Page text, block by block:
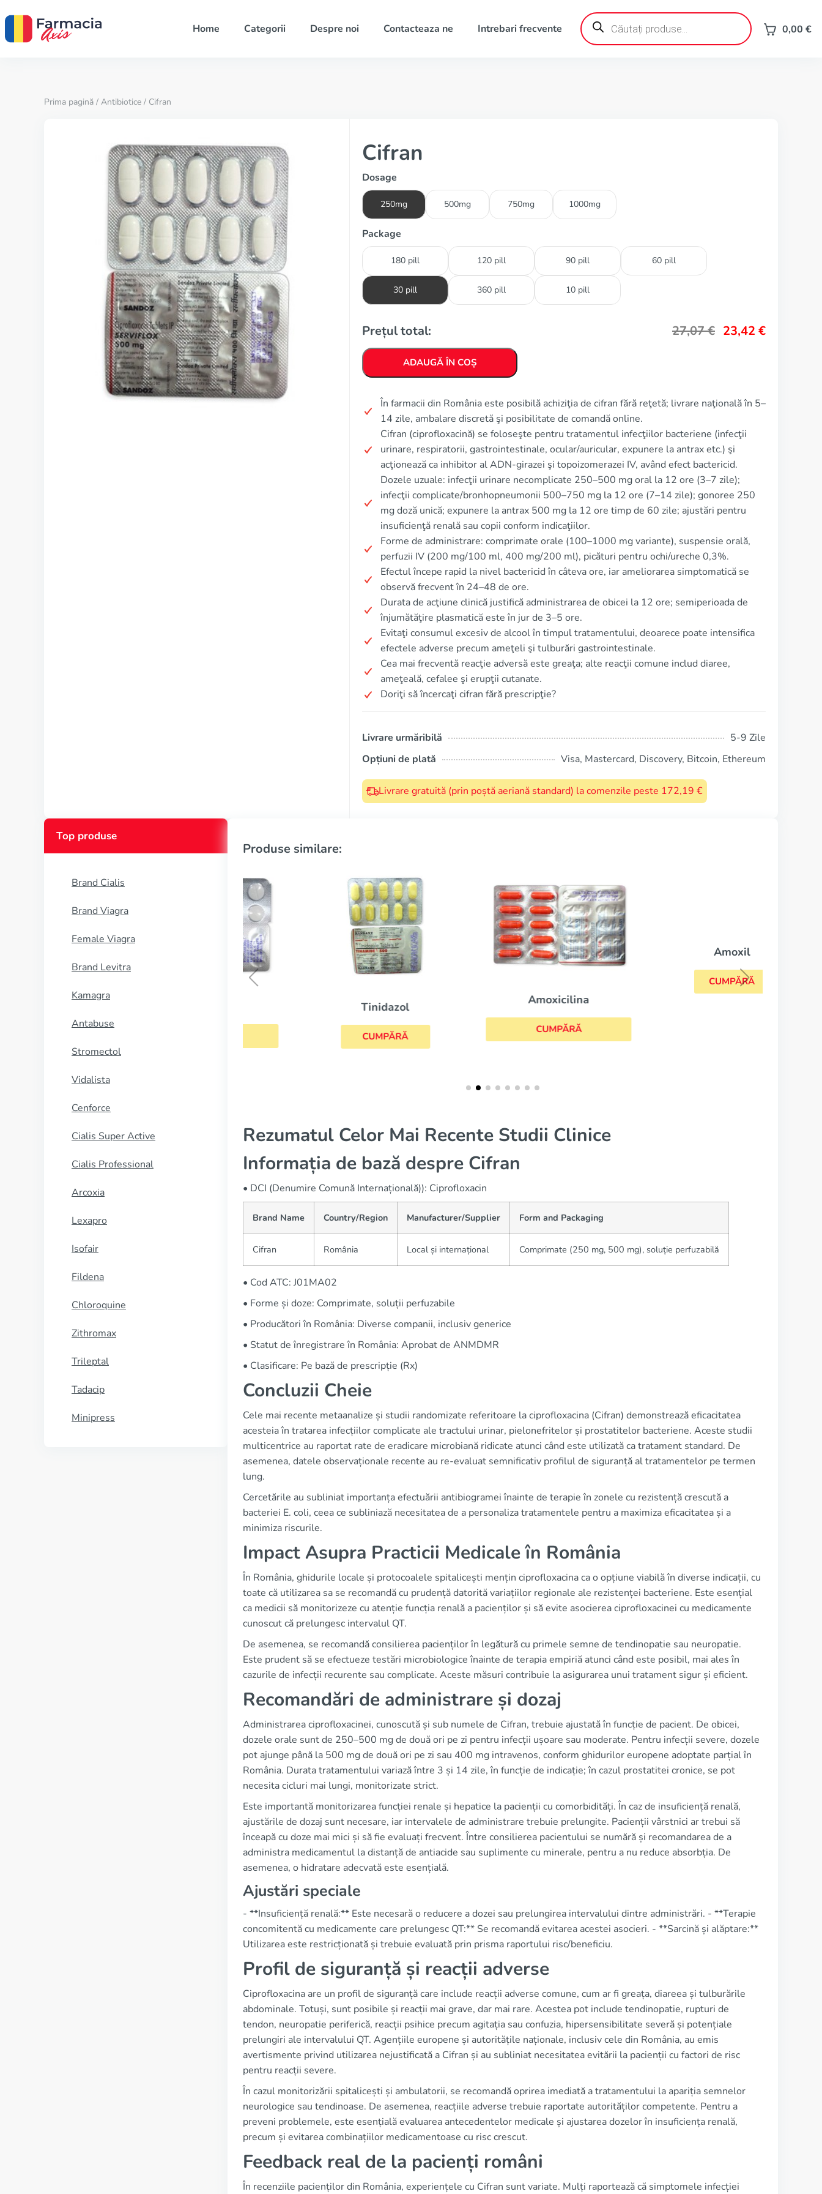
Home Categorii Despre noi Contacteaza ne Intrebari frecvente
Products
search 0,00 €
Prima pagină / Antibiotice / Cifran
Cifran
Dosage
250mg 500mg 750mg 1000mg
Package
180 pill 120 pill 90 pill 60 pill
30 pill 360 pill 10 pill
Prețul total: 27,07€ 23,42 €
ADAUGĂ ÎN COȘ
În farmacii din România este posibilă achiziţia de cifran fără reţetă; livrare naţională în 5–
14 zile, ambalare discretă şi posibilitate de comandă online.
Cifran (ciprofloxacină) se foloseşte pentru tratamentul infecţiilor bacteriene (infecţii
urinare, respiratorii, gastrointestinale, ocular/auricular, expunere la antrax etc.) şi
acţionează ca inhibitor al ADN-girazei şi topoizomerazei IV, având efect bactericid.
Dozele uzuale: infecţii urinare necomplicate 250–500 mg oral la 12 ore (3–7 zile);
infecţii complicate/bronhopneumonii 500–750 mg la 12 ore (7–14 zile); gonoree 250
mg doză unică; expunere la antrax 500 mg la 12 ore timp de 60 zile; ajustări pentru
insuficienţă renală sau copii conform indicaţiilor.
Forme de administrare: comprimate orale (100–1000 mg variante), suspensie orală,
perfuzii IV (200 mg/100 ml, 400 mg/200 ml), picături pentru ochi/ureche 0,3%.
Efectul începe rapid la nivel bactericid în câteva ore, iar ameliorarea simptomatică se
observă frecvent în 24–48 de ore.
Durata de acţiune clinică justifică administrarea de obicei la 12 ore; semiperioada de
înjumătăţire plasmatică este în jur de 3–5 ore.
Evitaţi consumul excesiv de alcool în timpul tratamentului, deoarece poate intensifica
efectele adverse precum ameţeli şi tulburări gastrointestinale.
Cea mai frecventă reacţie adversă este greaţa; alte reacţii comune includ diaree,
ameţeală, cefalee şi erupţii cutanate.
Doriţi să încercaţi cifran fără prescripţie?
Livrare urmăribilă
5-9 Zile
Opțiuni de plată
Visa, Mastercard, Discovery, Bitcoin, Ethereum
Livrare gratuită (prin poștă aeriană standard) la comenzile peste 172,19 €
Top produse
Brand Cialis
Brand Viagra
Female Viagra
Brand Levitra
Kamagra
Antabuse
Stromectol
Vidalista
Cenforce
Cialis Super Active
Cialis Professional
Arcoxia
Lexapro
Isofair
Fildena
Chloroquine
Zithromax
Trileptal
Tadacip
Minipress
Produse similare:
Amoxicilina
Rezumatul Celor Mai Recente Studii Clinice
Informația de bază despre Cifran
• DCI (Denumire Comună Internațională)): Ciprofloxacin
Brand Name Country/Region Manufacturer/Supplier Form and Packaging
Cifran România Local și internațional Comprimate (250 mg, 500 mg), soluție perfuzabilă
• Cod ATC: J01MA02
• Forme și doze: Comprimate, soluții perfuzabile
• Producători în România: Diverse companii, inclusiv generice
• Statut de înregistrare în România: Aprobat de ANMDMR
• Clasificare: Pe bază de prescripție (Rx)
Concluzii Cheie
Cele mai recente metaanalize și studii randomizate referitoare la ciprofloxacina (Cifran) demonstrează eficacitatea
acesteia în tratarea infecțiilor complicate ale tractului urinar, pielonefritelor și prostatitelor bacteriene. Aceste studii
multicentrice au raportat rate de eradicare microbiană ridicate atunci când este utilizată ca tratament standard. De
asemenea, datele observaționale recente au re-evaluat semnificativ profilul de siguranță al tratamentelor pe termen
lung.
Cercetările au subliniat importanța efectuării antibiogramei înainte de terapie în zonele cu rezistență crescută a
bacteriei E. coli, ceea ce subliniază necesitatea de a personaliza tratamentele pentru a maximiza eficacitatea și a
minimiza riscurile.
Impact Asupra Practicii Medicale în România
În România, ghidurile locale și protocoalele spitalicești mențin ciprofloxacina ca o opțiune viabilă în diverse indicații, cu
toate că utilizarea sa se recomandă cu prudență datorită variațiilor regionale ale rezistenței bacteriene. Este esențial
ca medicii să monitorizeze cu atenție funcția renală a pacienților și să evite asocierea ciprofloxacinei cu medicamente
cunoscut că prelungesc intervalul QT.
De asemenea, se recomandă consilierea pacienților în legătură cu primele semne de tendinopatie sau neuropatie.
Este prudent să se efectueze testări microbiologice înainte de terapia empiriă atunci când este posibil, mai ales în
cazurile de infecții recurente sau complicate. Aceste măsuri contribuie la asigurarea unui tratament sigur și eficient.
Recomandări de administrare și dozaj
Administrarea ciprofloxacinei, cunoscută și sub numele de Cifran, trebuie ajustată în funcție de pacient. De obicei,
dozele orale sunt de 250–500 mg de două ori pe zi pentru infecții ușoare sau moderate. Pentru infecții severe, dozele
pot ajunge până la 500 mg de două ori pe zi sau 400 mg intravenos, conform ghidurilor europene adoptate parțial în
România. Durata tratamentului variază între 3 și 14 zile, în funcție de indicație; în cazul prostatitei cronice, se pot
necesita cicluri mai lungi, monitorizate strict.
Este importantă monitorizarea funcției renale și hepatice la pacienții cu comorbidități. În caz de insuficiență renală,
ajustările de dozaj sunt necesare, iar intervalele de administrare trebuie prelungite. Pacienții vârstnici ar trebui să
înceapă cu doze mai mici și să fie evaluați frecvent. Între consilierea pacientului se numără și recomandarea de a
administra medicamentul la distanță de antiacide sau suplimente cu minerale, pentru a nu reduce absorbția. De
asemenea, o hidratare adecvată este esențială.
Ajustări speciale
- **Insuficiență renală:** Este necesară o reducere a dozei sau prelungirea intervalului dintre administrări. - **Terapie
concomitentă cu medicamente care prelungesc QT:** Se recomandă evitarea acestei asocieri. - **Sarcină și alăptare:**
Utilizarea este restricționată și trebuie evaluată prin prisma raportului risc/beneficiu.
Profil de siguranță și reacții adverse
Ciprofloxacina are un profil de siguranță care include reacții adverse comune, cum ar fi greața, diareea și tulburările
abdominale. Totuși, sunt posibile și reacții mai grave, dar mai rare. Acestea pot include tendinopatie, rupturi de
tendon, neuropatie periferică, reacții psihice precum agitația sau confuzia, hipersensibilitate severă și potențiale
prelungiri ale intervalului QT. Agențiile europene și autoritățile naționale, inclusiv cele din România, au emis
avertismente privind utilizarea nejustificată a Cifran și au subliniat necesitatea evitării la pacienții cu factori de risc
pentru reacții severe.
În cazul monitorizării spitalicești și ambulatorii, se recomandă oprirea imediată a tratamentului la apariția semnelor
neurologice sau tendinoase. De asemenea, reacțiile adverse trebuie raportate autorităților competente. Pentru a
preveni problemele, este esențială evaluarea antecedentelor medicale și ajustarea dozelor în insuficiența renală,
precum și evitarea combinațiilor medicamentoase cu risc crescut.
Feedback real de la pacienți români
În recenziile pacienților din România, experiențele cu Cifran sunt variate. Mulți raportează că simptomele infecției